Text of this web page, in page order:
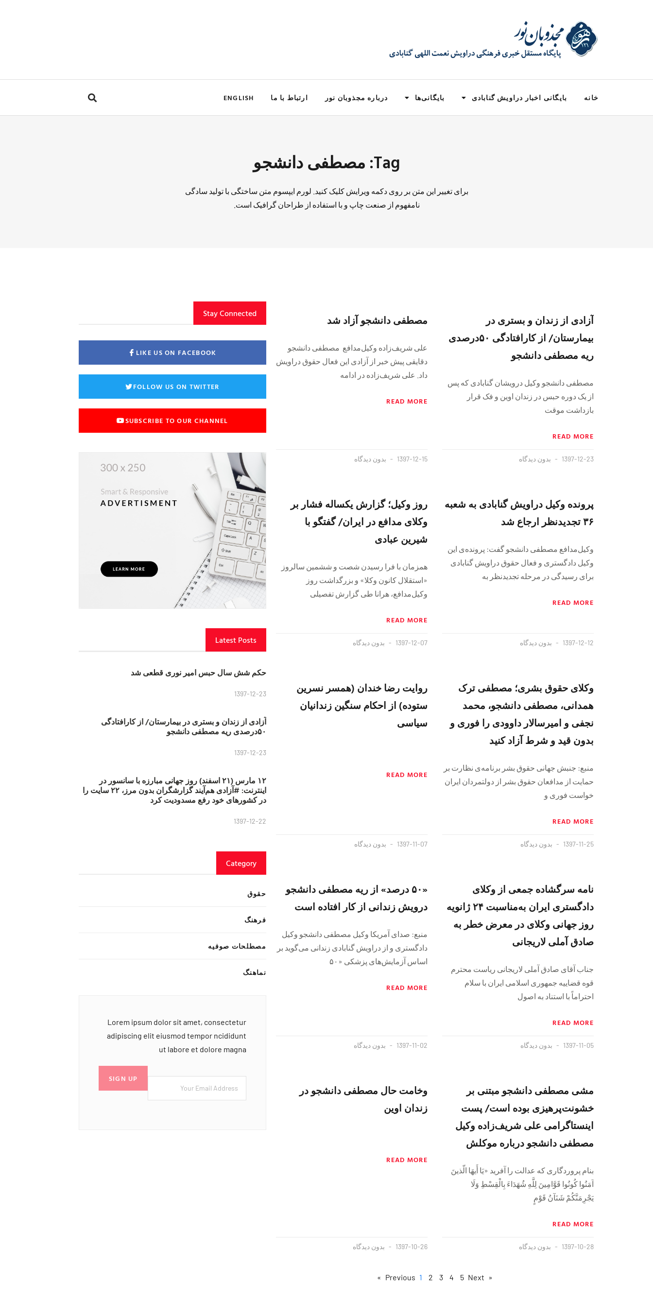
خانه بایگانی اخبار دراویش گنابادی بایگانی‌ها درباره مجذوبان نور ارتباط با ما ENGLISH
Tag: مصطفی دانشجو
برای تغییر این متن بر روی دکمه ویرایش کلیک کنید. لورم ایپسوم متن ساختگی با تولید سادگی
نامفهوم از صنعت چاپ و با استفاده از طراحان گرافیک است.
آزادی از زندان و بستری در
بیمارستان/ از کارافتادگی ۵۰درصدی
ریه مصطفی دانشجو
مصطفی دانشجو وکیل درویشان گنابادی که پس
از یک دوره حبس در زندان اوین و فک قرار
بازداشت موقت
READ MORE
1397-12-23 بدون دیدگاه
مصطفی دانشجو آزاد شد
علی شریف‌زاده وکیل‌مدافع مصطفی دانشجو
دقایقی پیش خبر از آزادی این فعال حقوق دراویش
داد. علی شریف‌زاده در ادامه
READ MORE
1397-12-15 بدون دیدگاه
پرونده وکیل دراویش گنابادی به شعبه
۳۶ تجدیدنظر ارجاع شد
وکیل‌مدافع مصطفی دانشجو گفت: پرونده‌ی این
وکیل دادگستری و فعال حقوق دراویش گنابادی
برای رسیدگی در مرحله تجدیدنظر به
READ MORE
1397-12-12 بدون دیدگاه
روز وکیل؛ گزارش یکساله فشار بر
وکلای مدافع در ایران/ گفتگو با
شیرین عبادی
همزمان با فرا رسیدن شصت و ششمین سالروز
«استقلال کانون وکلا» و بزرگداشت روز
وکیل‌مدافع، هرانا طی گزارش تفصیلی
READ MORE
1397-12-07 بدون دیدگاه
وکلای حقوق بشری؛ مصطفی ترک
همدانی، مصطفی دانشجو، محمد
نجفی و امیرسالار داوودی را فوری و
بدون‌ قید و شرط آزاد کنید
منبع: جنبش جهانی حقوق بشر برنامه‌ی نظارت بر
حمایت از مدافعان حقوق بشر از دولتمردان ایران
خواست فوری و
READ MORE
1397-11-25 بدون دیدگاه
روايت رضا خندان (همسر نسرين
ستوده) از احكام سنگين زندانيان
سياسی
READ MORE
1397-11-07 بدون دیدگاه
نامه سرگشاده جمعی از وكلای
دادگستری ايران به‌مناسبت ۲۴ ژانويه
روز جهانی وكلای در معرض خطر به
صادق آملی لاريجانی
جناب آقای صادق آملی لاريجانی رياست محترم
قوه قضاييه جمهوری اسلامی ايران با سلام
احتراماً با استناد به اصول
READ MORE
1397-11-05 بدون دیدگاه
«۵۰ درصد» از ریه مصطفی دانشجو
درویش زندانی از کار افتاده است
منبع: صدای آمریکا وکیل مصطفی دانشجو وکیل
دادگستری و از دراویش گنابادی زندانی می‌گوید بر
اساس آزمایش‌های پزشکی «۵۰
READ MORE
1397-11-02 بدون دیدگاه
مشی مصطفی دانشجو مبتنی بر
خشونت‌پرهیزی بوده است/ پست
اینستاگرامی علی‌ شریف‌زاده وکیل
مصطفی دانشجو درباره موکلش
بنام پروردگاری که عدالت را آفرید «يَا أَيهَا الّذينَ
آمَنُوا كُونُوا قَوَّامِينَ لِلَّهِ شُهَدَاءَ بِالْقِسْطِ وَلَا
يَجْرِمَنَّكُمْ شَنَآنُ قَوْمٍ
READ MORE
1397-10-28 بدون دیدگاه
وخامت حال مصطفی دانشجو در
زندان اوین
READ MORE
1397-10-26 بدون دیدگاه
« Previous
1 2 3 4 5 Next »
Stay Connected
LIKE US ON FACEBOOK
FOLLOW US ON TWITTER
SUBSCRIBE TO OUR CHANNEL
Latest Posts
حکم شش سال حبس امیر نوری قطعی شد
1397-12-23
آزادی از زندان و بستری در بیمارستان/ از کارافتادگی
۵۰درصدی ریه مصطفی دانشجو
1397-12-23
۱۲ مارس (۲۱ اسفند) روز جهانی مبارزه با سانسور در
اینترنت: #آزادی هم‌آیند گزارشگران‌ بدون مرز، ۲۲ سایت را
در کشورهای خود رفع مسدودیت کرد
1397-12-22
Category
حقوق
فرهنگ
مصطلحات صوفیه
نماهنگ
Lorem ipsum dolor sit amet, consectetur
adipiscing elit eiusmod tempor ncididunt
ut labore et dolore magna
SIGN UP